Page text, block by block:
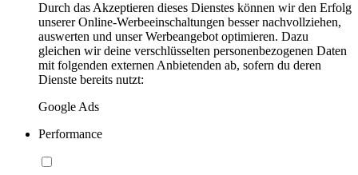
Durch das Akzeptieren dieses Dienstes können wir den Erfolg
unserer Online-Werbeeinschaltungen besser nachvollziehen,
auswerten und unser Werbeangebot optimieren. Dazu
gleichen wir deine verschlüsselten personenbezogenen Daten
mit folgenden externen Anbietenden ab, sofern du deren
Dienste bereits nutzt:
Google Ads
Performance